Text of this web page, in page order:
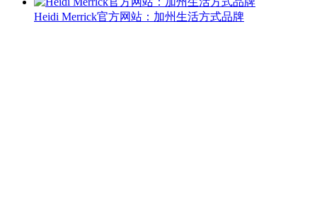
Heidi Merrick官方网站：加州生活方式品牌